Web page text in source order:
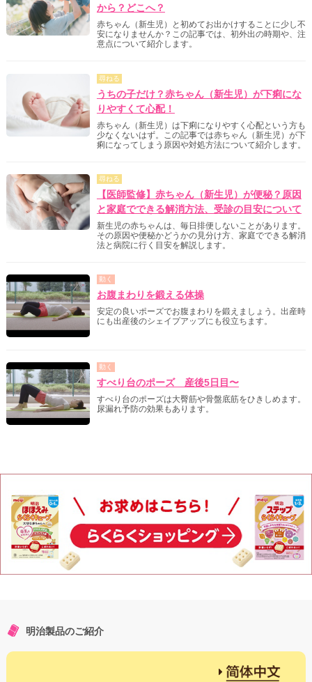
から？どこへ？
赤ちゃん（新生児）と初めてお出かけすることに少し不
安になりませんか？この記事では、初外出の時期や、注
意点について紹介します。
尋ねる
うちの子だけ？赤ちゃん（新生児）が下痢にな
りやすくて心配！
赤ちゃん（新生児）は下痢になりやすく心配という方も
少なくないはず。この記事では赤ちゃん（新生児）が下
痢になってしまう原因や対処方法について紹介します。
尋ねる
【医師監修】赤ちゃん（新生児）が便秘？原因
と家庭でできる解消方法、受診の目安について
新生児の赤ちゃんは、毎日排便しないことがあります。
その原因や便秘かどうかの見分け方、家庭でできる解消
法と病院に行く目安を解説します。
動く
お腹まわりを鍛える体操
安定の良いポーズでお腹まわりを鍛えましょう。出産時
にも出産後のシェイプアップにも役立ちます。
動く
すべり台のポーズ 産後5日目〜
すべり台のポーズは大臀筋や骨盤底筋をひきしめます。
尿漏れ予防の効果もあります。
明治製品のご紹介